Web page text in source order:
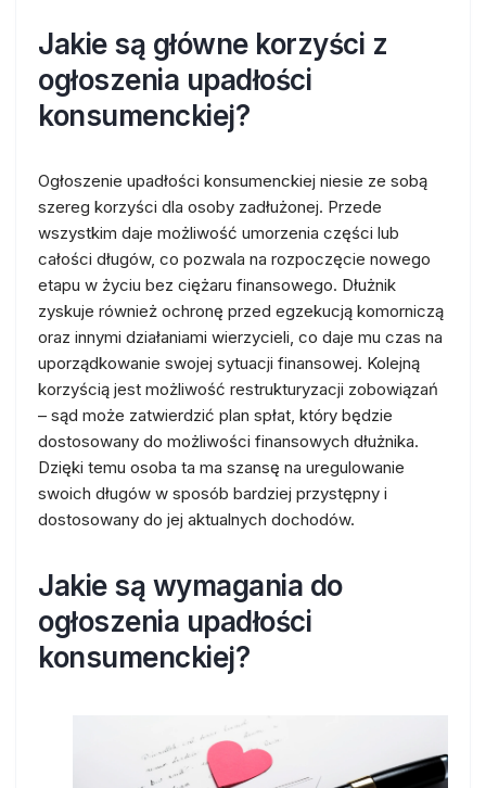
Jakie są główne korzyści z
ogłoszenia upadłości
konsumenckiej?
Ogłoszenie upadłości konsumenckiej niesie ze sobą
szereg korzyści dla osoby zadłużonej. Przede
wszystkim daje możliwość umorzenia części lub
całości długów, co pozwala na rozpoczęcie nowego
etapu w życiu bez ciężaru finansowego. Dłużnik
zyskuje również ochronę przed egzekucją komorniczą
oraz innymi działaniami wierzycieli, co daje mu czas na
uporządkowanie swojej sytuacji finansowej. Kolejną
korzyścią jest możliwość restrukturyzacji zobowiązań
– sąd może zatwierdzić plan spłat, który będzie
dostosowany do możliwości finansowych dłużnika.
Dzięki temu osoba ta ma szansę na uregulowanie
swoich długów w sposób bardziej przystępny i
dostosowany do jej aktualnych dochodów.
Jakie są wymagania do
ogłoszenia upadłości
konsumenckiej?